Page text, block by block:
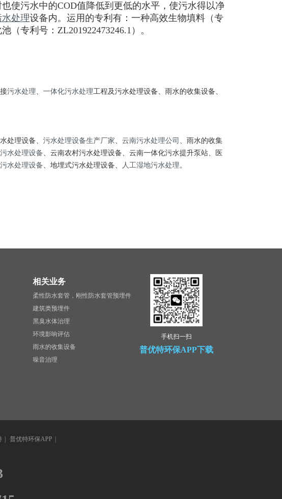
使污水中的COD值降低到更低的水平，使污水得以净
处理设备内。运用的专利有：一种高效生物填料（专
（专利号：ZL201922473246.1）。
污水处理、 一体化污水处理工程及污水处理设备、雨水的收集设备、
处理设备、 污水处理设备生产厂家、 云南污水处理公司 、雨水的收集
水处理设备、云南农村污水处理设备、云南一体化污水提升泵站、医
水处理设备、地埋式污水处理设备、 人工湿地污水处理。
相关业务
柔性防水套管，刚性防水套管预埋件
建筑类预埋件
黑臭水体治理
环境影响评估
雨水的收集设备
噪音治理
手机扫一扫
普优特环保APP下载
普优特环保APP